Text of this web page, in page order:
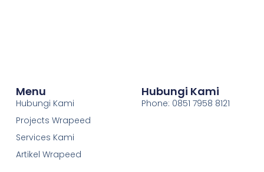
Menu
Hubungi Kami
Projects Wrapeed
Services Kami
Artikel Wrapeed
Hubungi Kami
Phone: 0851 7958 8121